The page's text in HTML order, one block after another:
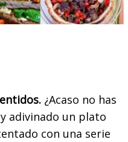
¿Acaso no has
adivinado un plato
con una serie